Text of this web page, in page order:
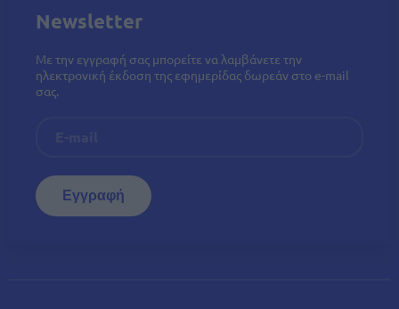
Newsletter
Με την εγγραφή σας μπορείτε να λαμβάνετε την
ηλεκτρονική έκδοση της εφημερίδας δωρεάν στο e-mail
σας.